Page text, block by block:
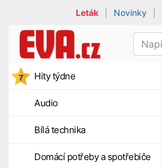
Leták Novinky
Hity týdne
Audio
Bílá technika
Domácí potřeby a spotřebiče